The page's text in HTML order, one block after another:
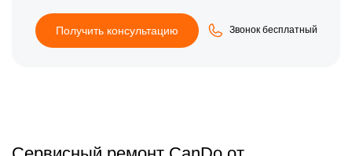
Получить консультацию Звонок бесплатный